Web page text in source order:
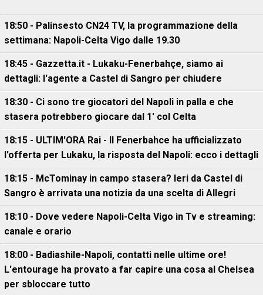
18:50 - Palinsesto CN24 TV, la programmazione della
settimana: Napoli-Celta Vigo dalle 19.30
18:45 - Gazzetta.it - Lukaku-Fenerbahçe, siamo ai
dettagli: l'agente a Castel di Sangro per chiudere
18:30 - Ci sono tre giocatori del Napoli in palla e che
stasera potrebbero giocare dal 1' col Celta
18:15 - ULTIM'ORA Rai - Il Fenerbahce ha ufficializzato
l'offerta per Lukaku, la risposta del Napoli: ecco i dettagli
18:15 - McTominay in campo stasera? Ieri da Castel di
Sangro è arrivata una notizia da una scelta di Allegri
18:10 - Dove vedere Napoli-Celta Vigo in Tv e streaming:
canale e orario
18:00 - Badiashile-Napoli, contatti nelle ultime ore!
L'entourage ha provato a far capire una cosa al Chelsea
per sbloccare tutto